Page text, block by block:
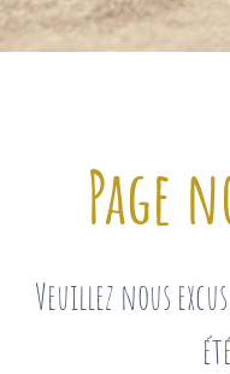
Page
Veuillez nous